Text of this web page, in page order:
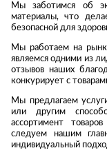
матрасы
Комоды и
Столы и
надстройки
пуфы
Шкафы,
стеллажи,
полки, сундуки
Мы заботимся об
материалы, что
безопасной для
Мы работаем на
являемся одними из
отзывов наших
конкурирует с
Мы предлагаем
или другим
ассортимент
следуем нашим
индивидуальный